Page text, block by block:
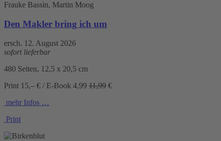
Frauke Bassin, Martin Moog
Den Makler bring ich um
ersch. 12. August 2026
sofort lieferbar
480 Seiten, 12,5 x 20,5 cm
Print 15,– € / E-Book 4,99 11,99 €
mehr Infos …
Print